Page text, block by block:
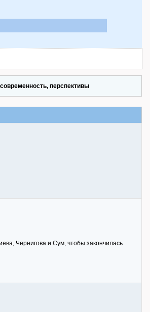
перспективы
Чернигова и Сум, чтобы закончилась